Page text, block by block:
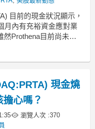
目前的現金狀況顯示，
月內有充裕資金應對業
然Prothena目前尚未盈
其將在不久的將來達
備，並在過去12個月內
元的
現金燒
心嗎？
瀏覽人次 :370